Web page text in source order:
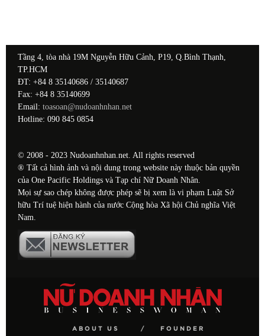
Tầng 4, tòa nhà 19M Nguyễn Hữu Cảnh, P19, Q.Bình Thạnh,
TP.HCM
ĐT: +84 8 35140686 / 35140687
Fax: +84 8 35140699
Email: toasoan@nudoanhnhan.net
Hotline: 090 845 0854
© 2008 - 2023 Nudoanhnhan.net. All rights reserved
® Tất cả hình ảnh và nội dung trong website này thuộc bản quyền
của One Pacific Holdings và Tạp chí Nữ Doanh Nhân.
Mọi sự sao chép không được phép sẽ bị xem là vi phạm Luật Sở
hữu Trí tuệ hiện hành của nước Cộng hòa Xã hội Chủ nghĩa Việt
Nam.
ABOUT US FOUNDER